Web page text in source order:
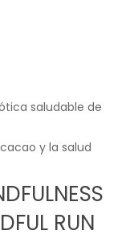
saludable de
y la salud
RUN